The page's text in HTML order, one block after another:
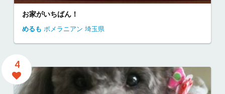
お家がいちばん！
めるも ポメラニアン 埼玉県
4